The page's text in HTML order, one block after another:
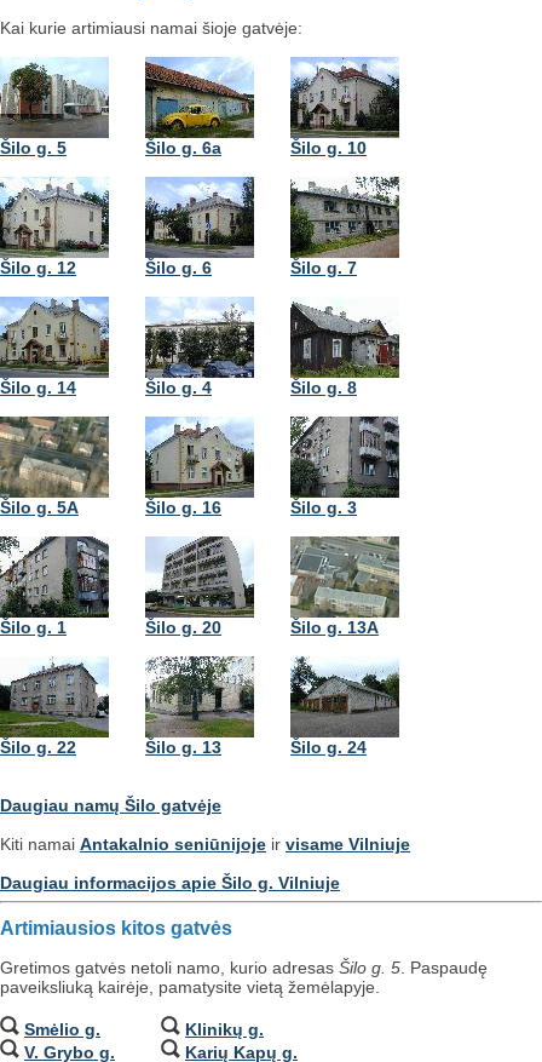
Kai kurie artimiausi namai šioje gatvėje:
Šilo g. 5 Šilo g. 6a Šilo g. 10
Šilo g. 12 Šilo g. 6 Šilo g. 7
Šilo g. 14 Šilo g. 4 Šilo g. 8
Šilo g. 5A Šilo g. 16 Šilo g. 3
Šilo g. 1 Šilo g. 20 Šilo g. 13A
Šilo g. 22 Šilo g. 13 Šilo g. 24
Daugiau namų Šilo gatvėje
Kiti namai Antakalnio seniūnijoje ir visame Vilniuje
Daugiau informacijos apie Šilo g. Vilniuje
Artimiausios kitos gatvės
Gretimos gatvės netoli namo, kurio adresas Šilo g. 5 . Paspaudę
paveiksliuką kairėje, pamatysite vietą žemėlapyje.
Smėlio g.
V. Grybo g.
Klinikų g.
Karių Kapų g.